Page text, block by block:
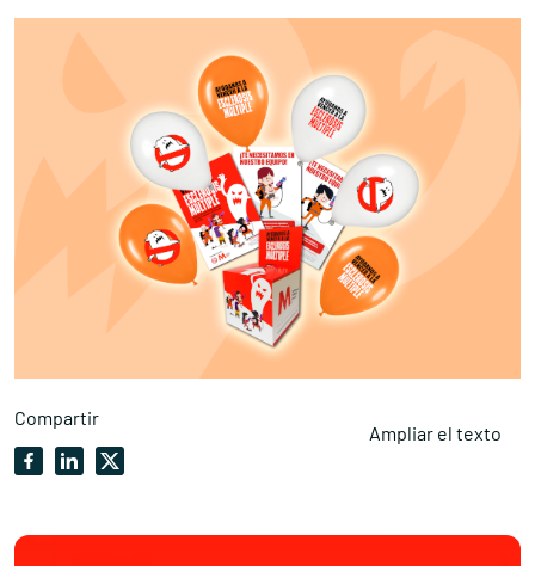
Compartir
Ampliar el texto